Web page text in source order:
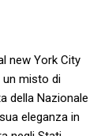
new ⁢York⁣ City
un ⁤misto di
della Nazionale
eleganza in